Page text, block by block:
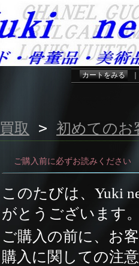
カートをみる
買取 > 初めてのお
ご購入前に必ずお読みください
このたびは、 Yuki
がとうございます
ご購入の前に、お
購入に関しての注